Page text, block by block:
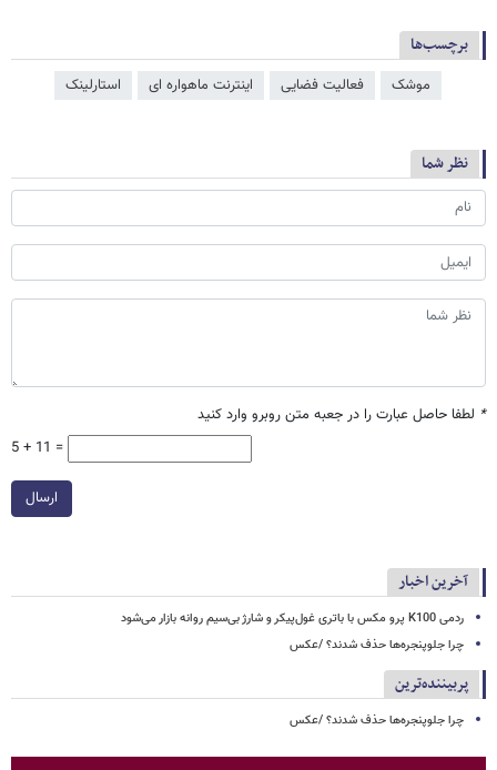
برچسب‌ها
موشک فعالیت فضایی اینترنت ماهواره ای استارلینک
نظر شما
* لطفا حاصل عبارت را در جعبه متن روبرو وارد کنید
5 + 11 =
ارسال
آخرین اخبار
ردمی K100 پرو مکس با باتری غول‌پیکر و شارژ بی‌سیم روانه بازار می‌شود
چرا جلوپنجره‌ها حذف شدند؟ /عکس
پربیننده‌ترین
چرا جلوپنجره‌ها حذف شدند؟ /عکس